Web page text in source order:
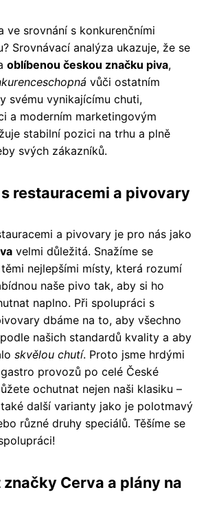
ve srovnání s konkurenčními
Srovnávací analýza ukazuje, že se
oblíbenou českou značku piva,
vůči ostatním
svému vynikajícímu chuti,
a moderním marketingovým
stabilní pozici na trhu a plně
svých zákazníků.
restauracemi a pivovary
a pivovary je pro nás jako
velmi důležitá. Snažíme se
nejlepšími místy, která rozumí
naše pivo tak, aby si ho
naplno. Při spolupráci s
dbáme na to, aby všechno
našich standardů kvality a aby
skvělou chutí. Proto jsme hrdými
provozů po celé České
ochutnat nejen naši klasiku –
další varianty jako je polotmavý
různé druhy speciálů. Těšíme se
Cerva a plány na